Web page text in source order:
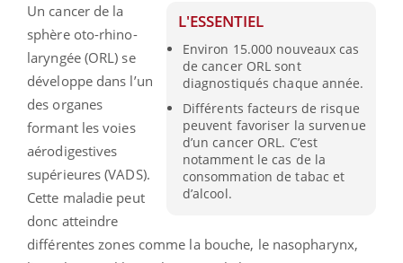
L'ESSENTIEL
Environ 15.000 nouveaux cas
de cancer ORL sont
diagnostiqués chaque année.
Différents facteurs de risque
peuvent favoriser la survenue
d’un cancer ORL. C’est
notamment le cas de la
consommation de tabac et
d’alcool.
Un cancer de la
sphère oto-rhino-
laryngée (ORL) se
développe dans l’un
des organes
formant les voies
aérodigestives
supérieures (VADS).
Cette maladie peut
donc atteindre
différentes zones comme la bouche, le nasopharynx,